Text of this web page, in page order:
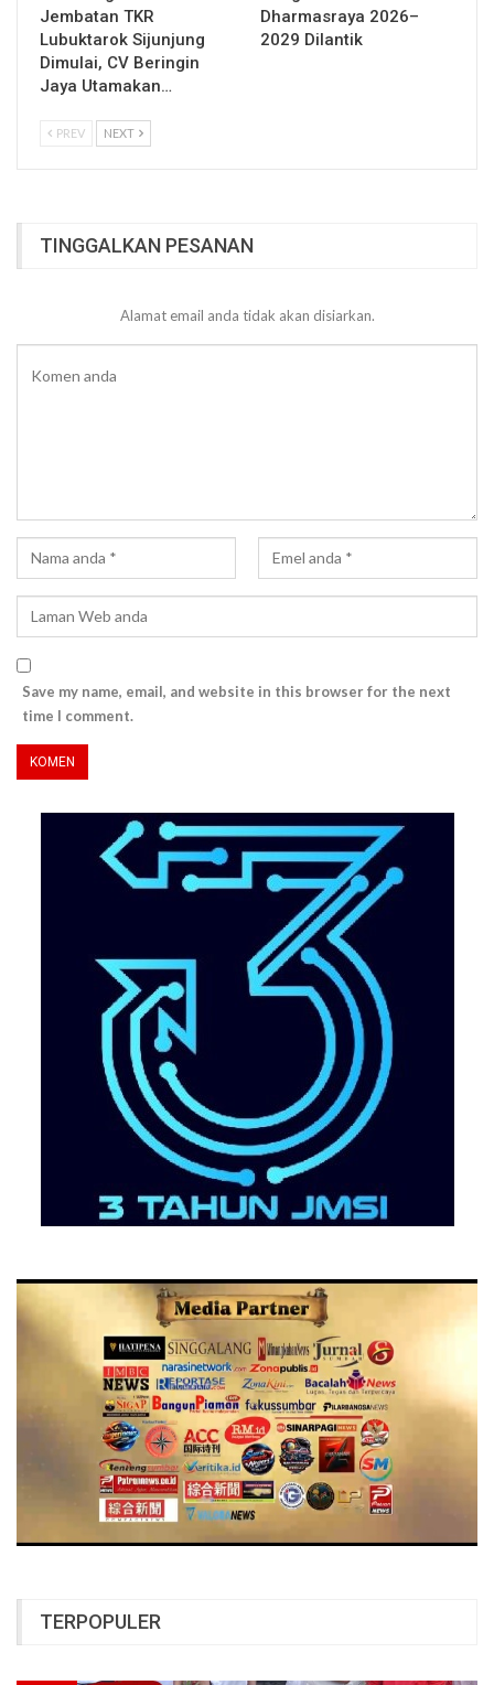
Jembatan TKR
Lubuktarok Sijunjung
Dimulai, CV Beringin
Jaya Utamakan…
Dharmasraya 2026–
2029 Dilantik
PREV NEXT
TINGGALKAN PESANAN
Alamat email anda tidak akan disiarkan.
Save my name, email, and website in this browser for the next
time I comment.
TERPOPULER